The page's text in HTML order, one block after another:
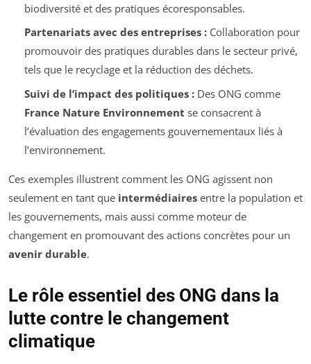
biodiversité et des pratiques écoresponsables.
Partenariats avec des entreprises :Collaboration pour
promouvoir des pratiques durables dans le secteur privé,
tels que le recyclage et la réduction des déchets.
Suivi de l’impact des politiques :Des ONG comme
France Nature Environnement se consacrent à
l’évaluation des engagements gouvernementaux liés à
l’environnement.
Ces exemples illustrent comment les ONG agissent non
seulement en tant que intermédiaires entre la population et
les gouvernements, mais aussi comme moteur de
changement en promouvant des actions concrètes pour un
avenir durable.
Le rôle essentiel des ONG dans la
lutte contre le changement
climatique